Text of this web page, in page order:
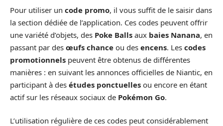
Pour utiliser un code promo, il vous suffit de le saisir dans
la section dédiée de l’application. Ces codes peuvent offrir
une variété d’objets, des Poke Balls aux baies Nanana, en
passant par des œufs chance ou des encens. Les codes
promotionnels peuvent être obtenus de différentes
manières : en suivant les annonces officielles de Niantic, en
participant à des études ponctuelles ou encore en étant
actif sur les réseaux sociaux de Pokémon Go.
L’utilisation régulière de ces codes peut considérablement